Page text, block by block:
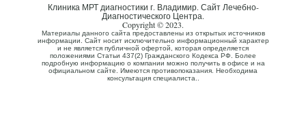
Клиника МРТ диагностики г. Владимир. Сайт Лечебно-
Диагностического Центра.
Copyright © 2023.
Материалы данного сайта предоставлены из открытых источников
информации. Сайт носит исключительно информационный характер
и не является публичной офертой, которая определяется
положениями Статьи 437(2) Гражданского Кодекса РФ. Более
подробную информацию о компании можно получить в офисе и на
официальном сайте. Имеются противопоказания. Необходима
консультация специалиста..